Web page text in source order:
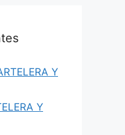
Y
Y